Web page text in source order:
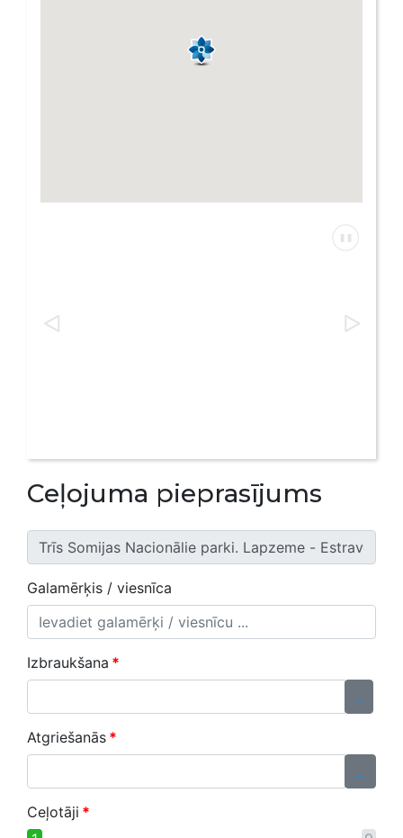
Ceļojuma pieprasījums
Galamērķis / viesnīca
Izbraukšana *
...
Atgriešanās *
...
Ceļotāji *